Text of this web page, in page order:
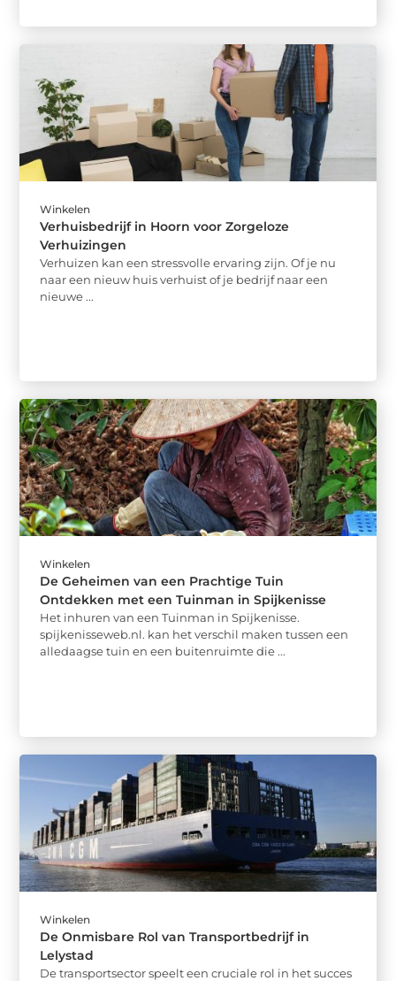
Winkelen
Verhuisbedrijf in Hoorn voor Zorgeloze
Verhuizingen
Verhuizen kan een stressvolle ervaring zijn. Of je nu
naar een nieuw huis verhuist of je bedrijf naar een
nieuwe ...
Winkelen
De Geheimen van een Prachtige Tuin
Ontdekken met een Tuinman in Spijkenisse
Het inhuren van een Tuinman in Spijkenisse.
spijkenisseweb.nl. kan het verschil maken tussen een
alledaagse tuin en een buitenruimte die ...
Winkelen
De Onmisbare Rol van Transportbedrijf in
Lelystad
De transportsector speelt een cruciale rol in het succes